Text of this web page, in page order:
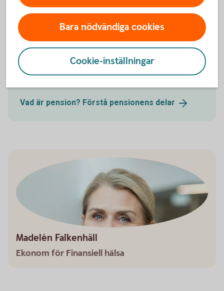
Pensionsskola
Här berättar vi hur pensionssystemet fungerar och
hur du kan tänka avseende ditt pensionssparande.
Vad är pension? Förstå pensionens delar
Madelén Falkenhäll
Ekonom för Finansiell hälsa
Bara nödvändiga cookies
Cookie-inställningar